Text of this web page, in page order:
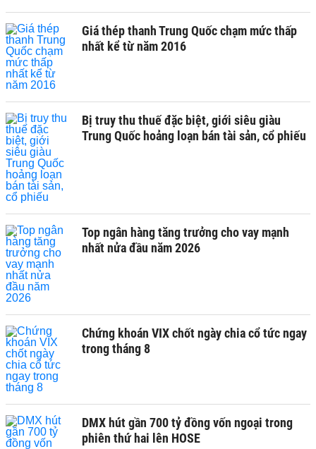
Giá thép thanh Trung Quốc chạm mức thấp
nhất kể từ năm 2016
Bị truy thu thuế đặc biệt, giới siêu giàu
Trung Quốc hoảng loạn bán tài sản, cổ phiếu
Top ngân hàng tăng trưởng cho vay mạnh
nhất nửa đầu năm 2026
Chứng khoán VIX chốt ngày chia cổ tức ngay
trong tháng 8
DMX hút gần 700 tỷ đồng vốn ngoại trong
phiên thứ hai lên HOSE